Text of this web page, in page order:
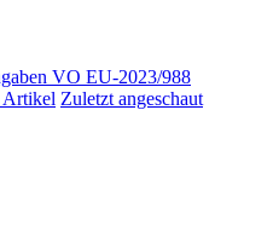
VO EU-2023/988
Artikel Zuletzt angeschaut